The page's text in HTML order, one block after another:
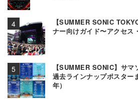
【SUMMER SONIC
ナー向けガイド〜アクセス
【SUMMER SONIC】サ
過去ラインナップポスター
年）